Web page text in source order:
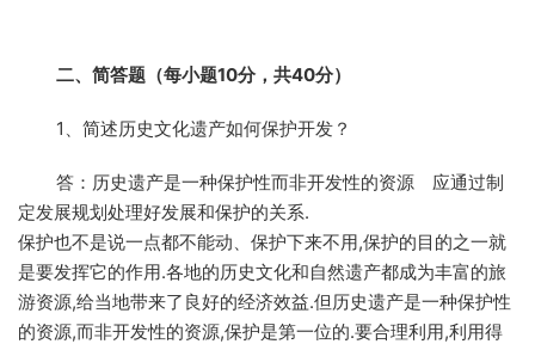
二、简答题（每小题10分，共40分）
1、简述历史文化遗产如何保护开发？
答：历史遗产是一种保护性而非开发性的资源 应通过制
定发展规划处理好发展和保护的关系.
保护也不是说一点都不能动、保护下来不用,保护的目的之一就
是要发挥它的作用.各地的历史文化和自然遗产都成为丰富的旅
游资源,给当地带来了良好的经济效益.但历史遗产是一种保护性
的资源,而非开发性的资源,保护是第一位的.要合理利用,利用得